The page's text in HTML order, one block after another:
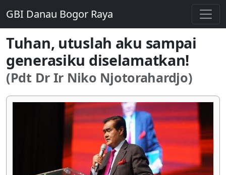
GBI Danau Bogor Raya
Tuhan, utuslah aku sampai
generasiku diselamatkan!
(Pdt Dr Ir Niko Njotorahardjo)